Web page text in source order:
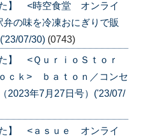
】 <時空食堂 オンライ
の味を冷凍おにぎりで販
07/30) (0743)
】 <ＱｕｒｉｏＳｔｏｒ
ｃｋ> ｂａｔｏｎ／コンセ
2023年7月27日号）('23/07/
】 <ａｓｕｅ オンライ